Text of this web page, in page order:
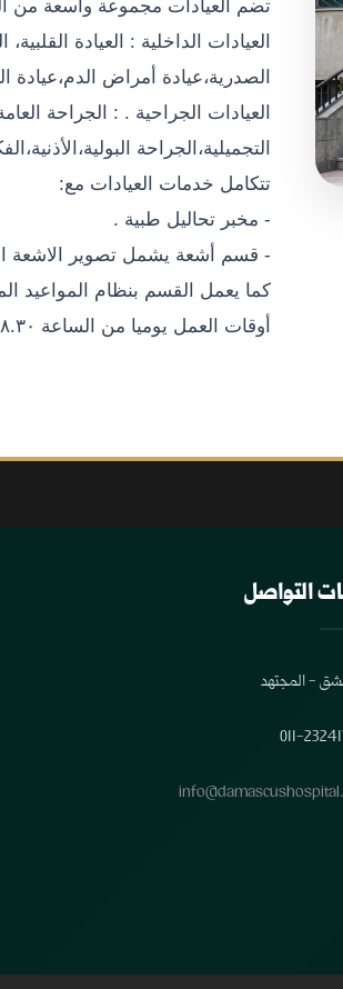
تضم العيادات مجموعة واسعة من
العيادات الداخلية : العيادة
الصدرية،عيادة أمراض الدم،عيادة
العيادات الجراحية . : الجراحة
التجميلية،الجراحة
تتكامل خدمات العيادات مع:
- مخبر تحاليل طبية .
- قسم أشعة يشمل تصوير الاشعة
كما يعمل القسم بنظام المواعيد
أوقات العمل يوميا من الساعة ٨.٣٠ صباحاً حتى الساعة ٢ ظهراً
التواصل
- المجتهد
011-